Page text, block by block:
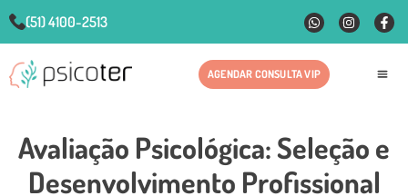
(51) 4100-2513
AGENDAR CONSULTA VIP
Avaliação Psicológica: Seleção e
Desenvolvimento Profissional